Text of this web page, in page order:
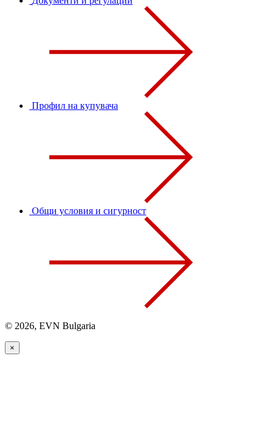
Профил на купувача
Общи условия и сигурност
© 2026, EVN Bulgaria
×